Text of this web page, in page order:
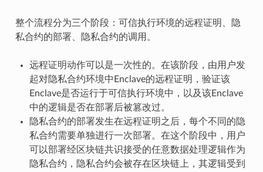
整个流程分为三个阶段：可信执行环境的远程证明、隐
私合约的部署、隐私合约的调用。
远程证明动作可以是一次性的。在该阶段，由用户发
起对隐私合约环境中Enclave的远程证明，验证该
Enclave是否运行于可信执行环境中，以及该Enclave
中的逻辑是否在部署后被篡改过。
隐私合约的部署发生在远程证明之后，每个不同的隐
私合约需要单独进行一次部署。在这个阶段中，用户
可以部署经区块链共识接受的任意数据处理逻辑作为
隐私合约，隐私合约会被存在区块链上，其逻辑受到